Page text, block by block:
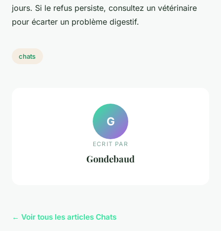
jours. Si le refus persiste, consultez un vétérinaire
pour écarter un problème digestif.
chats
G
ECRIT PAR
Gondebaud
← Voir tous les articles Chats